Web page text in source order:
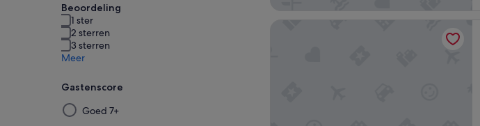
Beoordeling
1 ster
2 sterren
3 sterren
Meer
Gastenscore
Door
een
Goed 7+